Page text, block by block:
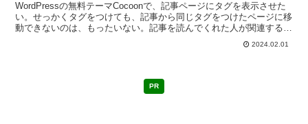
WordPressの無料テーマCocoonで、記事ページにタグを表示させた
い。せっかくタグをつけても、記事から同じタグをつけたページに移
動できないのは、もったいない。記事を読んでくれた人が関連するタ
2024.02.01
PR